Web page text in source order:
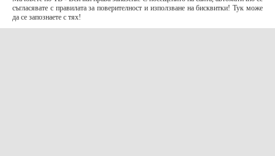
съгласявате с правилата за поверителност и използване на бисквитки! Тук може
да се запознаете с тях!